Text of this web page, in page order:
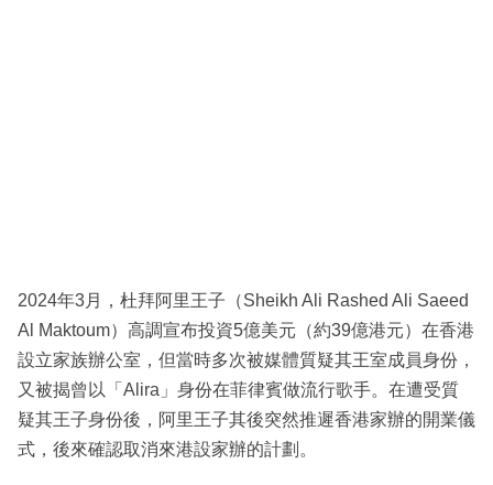
2024年3月，杜拜阿里王子（Sheikh Ali Rashed Ali Saeed
Al Maktoum）高調宣布投資5億美元（約39億港元）在香港
設立家族辦公室，但當時多次被媒體質疑其王室成員身份，
又被揭曾以「Alira」身份在菲律賓做流行歌手。在遭受質
疑其王子身份後，阿里王子其後突然推遲香港家辦的開業儀
式，後來確認取消來港設家辦的計劃。